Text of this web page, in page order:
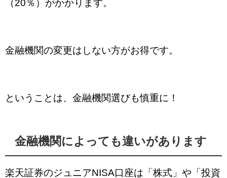
（20％）がかかります。
金融機関の変更はしない方がお得です。
ということは、金融機関選びも慎重に！
金融機関によっても違いがあります
楽天証券のジュニアNISA口座は「株式」や「投資